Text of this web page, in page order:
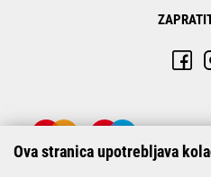
Ova stranica upotrebljava